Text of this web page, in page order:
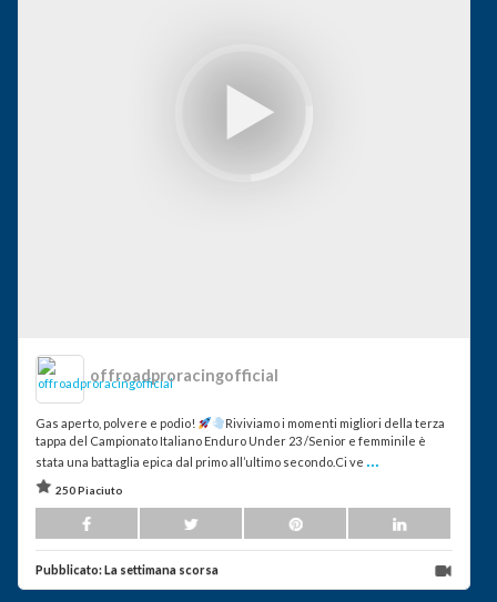
offroadproracingofficial
Gas aperto, polvere e podio!
Riviviamo i momenti migliori della terza
tappa del Campionato Italiano Enduro Under 23 /Senior e femminile è
stata una battaglia epica dal primo all’ultimo secondo.Ci ve ...
250 Piaciuto
Pubblicato:La settimana scorsa